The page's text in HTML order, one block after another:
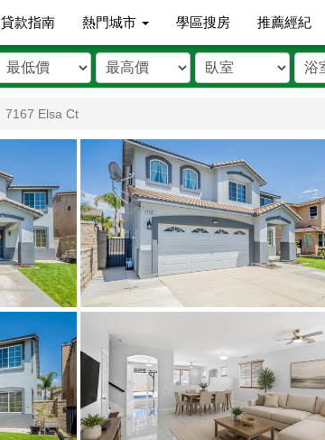
貸款指南 熱門城市 學區搜房 推薦經紀
7167 Elsa Ct